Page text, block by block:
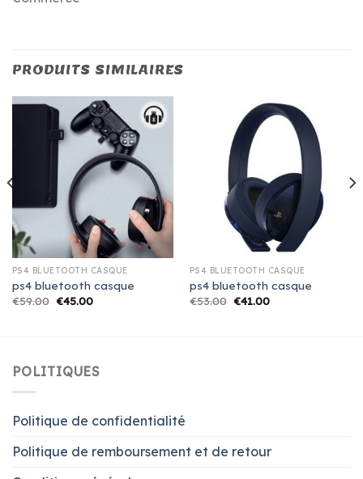
PRODUITS SIMILAIRES
PS4 BLUETOOTH CASQUE
ps4 bluetooth casque
€59.00 €45.00
PS4 BLUETOOTH CASQUE
ps4 bluetooth casque
€53.00 €41.00
POLITIQUES
Politique de confidentialité
Politique de remboursement et de retour